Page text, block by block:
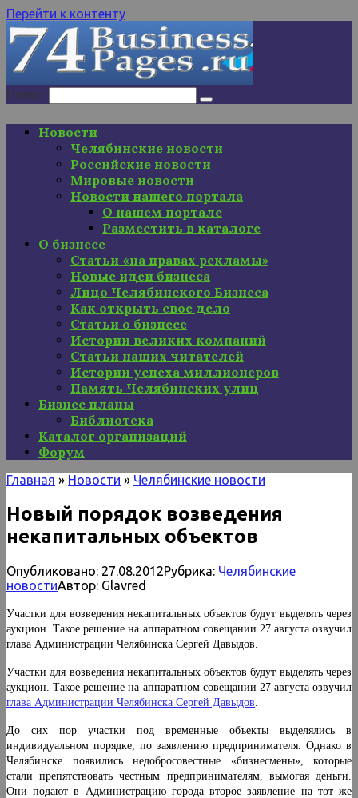
Перейти к контенту
Поиск:
Новости
Челябинские новости
Российские новости
Мировые новости
Новости нашего портала
О нашем портале
Разместить в каталоге
О бизнесе
Статьи «на правах рекламы»
Новые идеи бизнеса
Лицо Челябинского Бизнеса
Как открыть свое дело
Статьи о бизнесе
Истории великих компаний
Статьи наших читателей
Истории успеха миллионеров
Память Челябинских улиц
Бизнес планы
Библиотека
Каталог организаций
Форум
Главная » Новости » Челябинские новости
Новый порядок возведения
некапитальных объектов
Опубликовано: 27.08.2012Рубрика: Челябинские
новостиАвтор: Glavred
Участки для возведения некапитальных объектов будут выделять через
аукцион. Такое решение на аппаратном совещании 27 августа озвучил
глава Администрации Челябинска Сергей Давыдов.
Участки для возведения некапитальных объектов будут выделять через
аукцион. Такое решение на аппаратном совещании 27 августа озвучил
глава Администрации Челябинска Сергей Давыдов
До сих пор участки под временные объекты выделялись в
индивидуальном порядке, по заявлению предпринимателя. Однако в
Челябинске появились недобросовестные «бизнесмены», которые
стали препятствовать честным предпринимателям, вымогая деньги.
Они подают в Администрацию города второе заявление на тот же